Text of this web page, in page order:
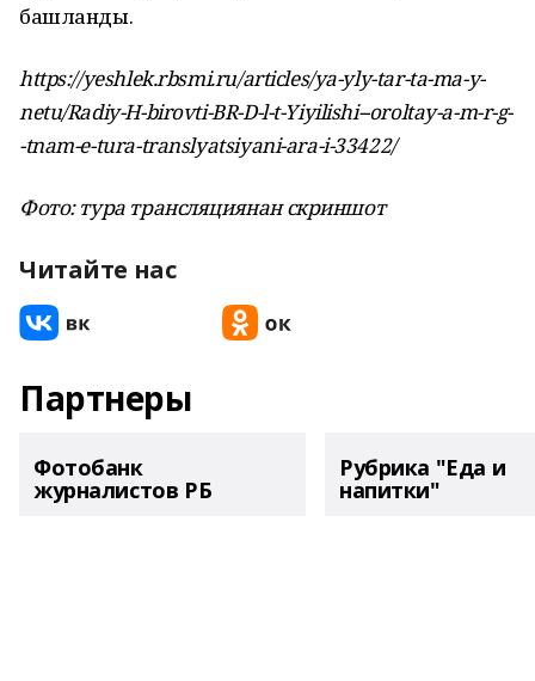
башланды.
https://yeshlek.rbsmi.ru/articles/ya-yly-tar-ta-ma-y-
netu/Radiy-H-birovti-BR-D-l-t-Yiyilishi--oroltay-a-m-r-g-
-tnam-e-tura-translyatsiyani-ara-i-33422/
Фото: тура трансляциянан скриншот
Читайте нас
Партнеры
Фотобанк
журналистов РБ
Рубрика "Еда и
напитки"